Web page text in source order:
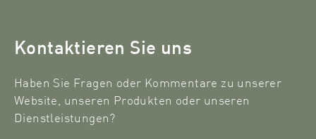
Kontaktieren Sie uns
Haben Sie Fragen oder Kommentare zu unserer
Website, unseren Produkten oder unseren
Dienstleistungen?